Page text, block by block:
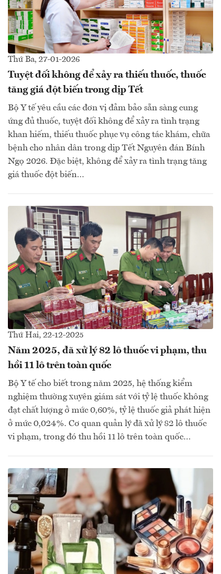
Thứ Ba, 27-01-2026
Tuyệt đối không để xảy ra thiếu thuốc, thuốc
tăng giá đột biến trong dịp Tết
Bộ Y tế yêu cầu các đơn vị đảm bảo sẵn sàng cung
ứng đủ thuốc, tuyệt đối không để xảy ra tình trạng
khan hiếm, thiếu thuốc phục vụ công tác khám, chữa
bệnh cho nhân dân trong dịp Tết Nguyên đán Bính
Ngọ 2026. Đặc biệt, không để xảy ra tình trạng tăng
giá thuốc đột biến...
Thứ Hai, 22-12-2025
Năm 2025, đã xử lý 82 lô thuốc vi phạm, thu
hồi 11 lô trên toàn quốc
Bộ Y tế cho biết trong năm 2025, hệ thống kiểm
nghiệm thường xuyên giám sát với tỷ lệ thuốc không
đạt chất lượng ở mức 0,60%, tỷ lệ thuốc giả phát hiện
ở mức 0,024%. Cơ quan quản lý đã xử lý 82 lô thuốc
vi phạm, trong đó thu hồi 11 lô trên toàn quốc...